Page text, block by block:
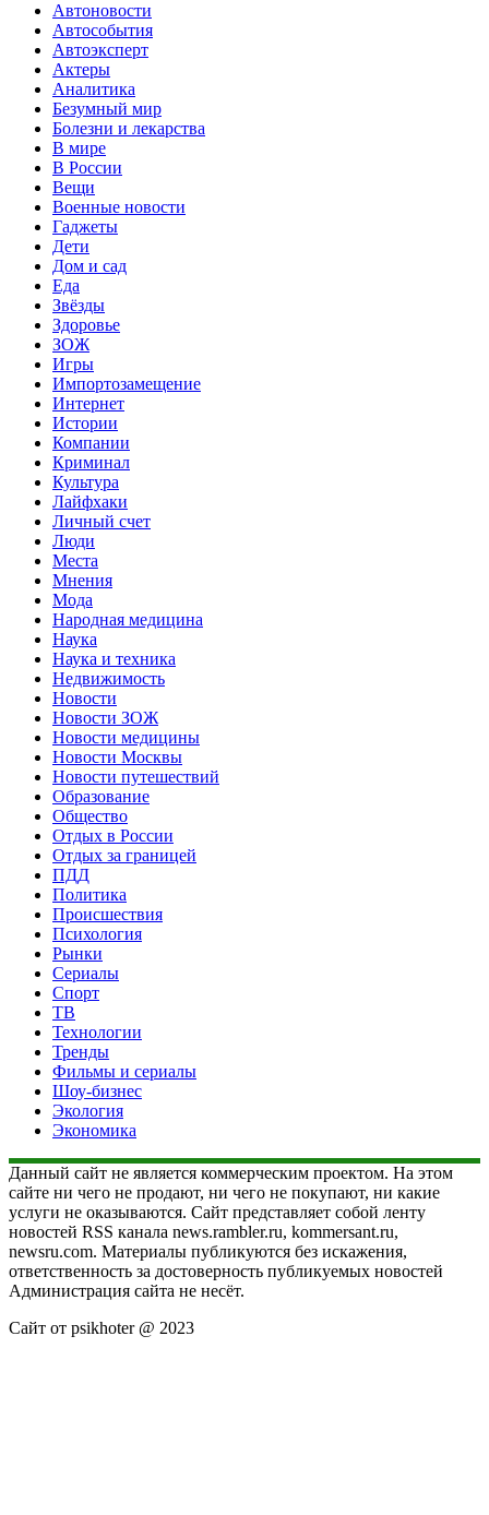
Автоновости
Автособытия
Автоэксперт
Актеры
Аналитика
Безумный мир
Болезни и лекарства
В мире
В России
Вещи
Военные новости
Гаджеты
Дети
Дом и сад
Еда
Звёзды
Здоровье
ЗОЖ
Игры
Импортозамещение
Интернет
Истории
Компании
Криминал
Культура
Лайфхаки
Личный счет
Люди
Места
Мнения
Мода
Народная медицина
Наука
Наука и техника
Недвижимость
Новости
Новости ЗОЖ
Новости медицины
Новости Москвы
Новости путешествий
Образование
Общество
Отдых в России
Отдых за границей
ПДД
Политика
Происшествия
Психология
Рынки
Сериалы
Спорт
ТВ
Технологии
Тренды
Фильмы и сериалы
Шоу-бизнес
Экология
Экономика
Данный сайт не является коммерческим проектом. На этом
сайте ни чего не продают, ни чего не покупают, ни какие
услуги не оказываются. Сайт представляет собой ленту
новостей RSS канала news.rambler.ru, kommersant.ru,
newsru.com. Материалы публикуются без искажения,
ответственность за достоверность публикуемых новостей
Администрация сайта не несёт.
Сайт от psikhoter @ 2023